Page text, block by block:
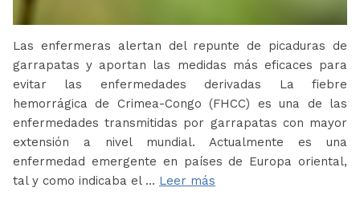
Las enfermeras alertan del repunte de picaduras de
garrapatas y aportan las medidas más eficaces para
evitar las enfermedades derivadas La fiebre
hemorrágica de Crimea-Congo (FHCC) es una de las
enfermedades transmitidas por garrapatas con mayor
extensión a nivel mundial. Actualmente es una
enfermedad emergente en países de Europa oriental,
tal y como indicaba el … Leer más